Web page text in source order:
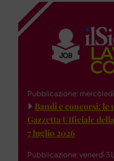
Pubblicazione:
Bandi e concorsi: le
Gazzetta Ufficiale
7 luglio 2026
Pubblicazione: venerdì 3